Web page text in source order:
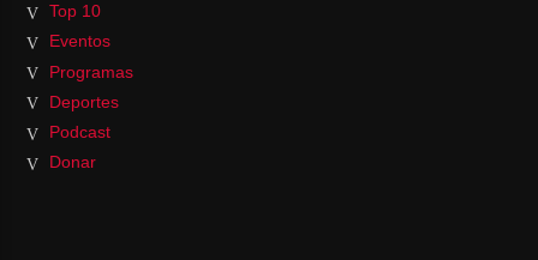
Top 10
Eventos
Programas
Deportes
Podcast
Donar